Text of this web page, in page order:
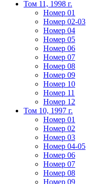
Том 11, 1998 г.
Номер 01
Номер 02-03
Номер 04
Номер 05
Номер 06
Номер 07
Номер 08
Номер 09
Номер 10
Номер 11
Номер 12
Том 10, 1997 г.
Номер 01
Номер 02
Номер 03
Номер 04-05
Номер 06
Номер 07
Номер 08
Номер 09